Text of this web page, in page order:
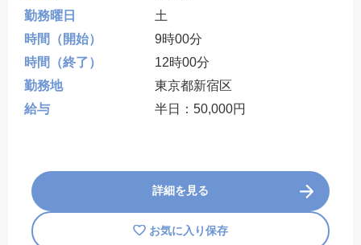
勤務曜日
土
時間（開始）
9時00分
時間（終了）
12時00分
勤務地
東京都新宿区
給与
半日：50,000円
詳細を見る
お気に入り保存